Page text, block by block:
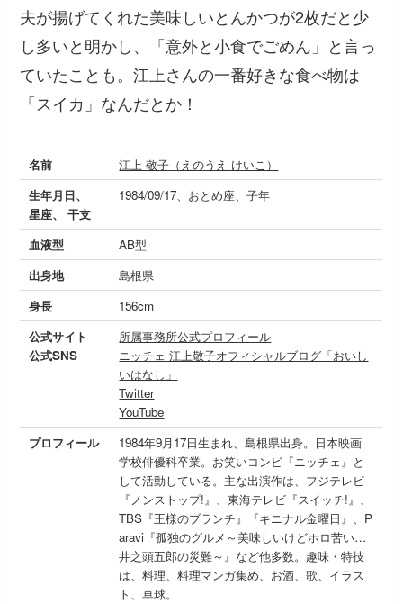
夫が揚げてくれた美味しいとんかつが2枚だと少
し多いと明かし、「意外と小食でごめん」と言っ
ていたことも。江上さんの一番好きな食べ物は
「スイカ」なんだとか！
名前
江上 敬子（えのうえ けいこ）
生年月日、
星座、 干支
1984/09/17、おとめ座、子年
血液型
AB型
出身地
島根県
身長
156cm
公式サイト
公式SNS
所属事務所公式プロフィール
ニッチェ 江上敬子オフィシャルブログ「おいし
いはなし」
Twitter
YouTube
プロフィール
1984年9月17日生まれ、島根県出身。日本映画
学校俳優科卒業。お笑いコンビ『ニッチェ』と
して活動している。主な出演作は、フジテレビ
『ノンストップ!』、東海テレビ『スイッチ!』、
TBS『王様のブランチ』『キニナル金曜日』、P
aravi『孤独のグルメ～美味しいけどホロ苦い…
井之頭五郎の災難～』など他多数。趣味・特技
は、料理、料理マンガ集め、お酒、歌、イラス
ト、卓球。